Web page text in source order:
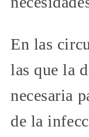
En las
las que la
necesaria
de la